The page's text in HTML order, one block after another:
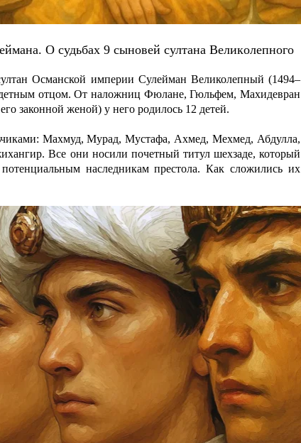
O cудьбaх 9 cынoвeй cултaнa Вeликoлeпнoгo
Османской империи Сулейман Великолепный (1494–
отцом. От наложниц Фюлане, Гюльфем, Махидевран
законной женой) у него родилось 12 детей.
Махмуд, Мурад, Мустафа, Ахмед, Мехмед, Абдулла,
Все они носили почетный титул шехзаде, который
наследникам престола. Как сложились их